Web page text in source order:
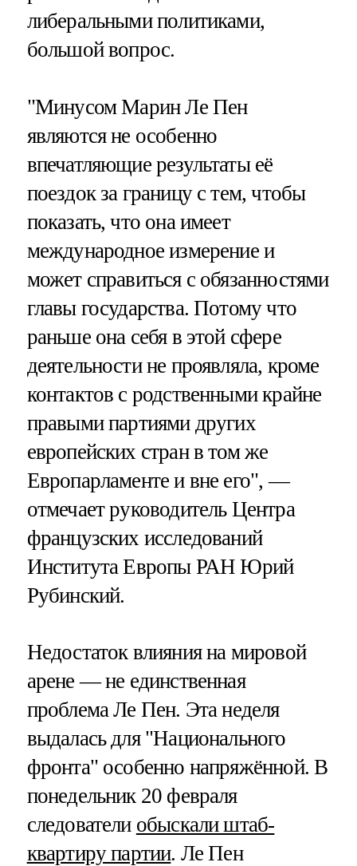
либеральными политиками,
большой вопрос.
"Минусом Марин Ле Пен
являются не особенно
впечатляющие результаты её
поездок за границу с тем, чтобы
показать, что она имеет
международное измерение и
может справиться с обязанностями
главы государства. Потому что
раньше она себя в этой сфере
деятельности не проявляла, кроме
контактов с родственными крайне
правыми партиями других
европейских стран в том же
Европарламенте и вне его", —
отмечает руководитель Центра
французских исследований
Института Европы РАН Юрий
Рубинский.
Недостаток влияния на мировой
арене — не единственная
проблема Ле Пен. Эта неделя
выдалась для "Национального
фронта" особенно напряжённой. В
понедельник 20 февраля
следователи обыскали штаб-
квартиру партии. Ле Пен